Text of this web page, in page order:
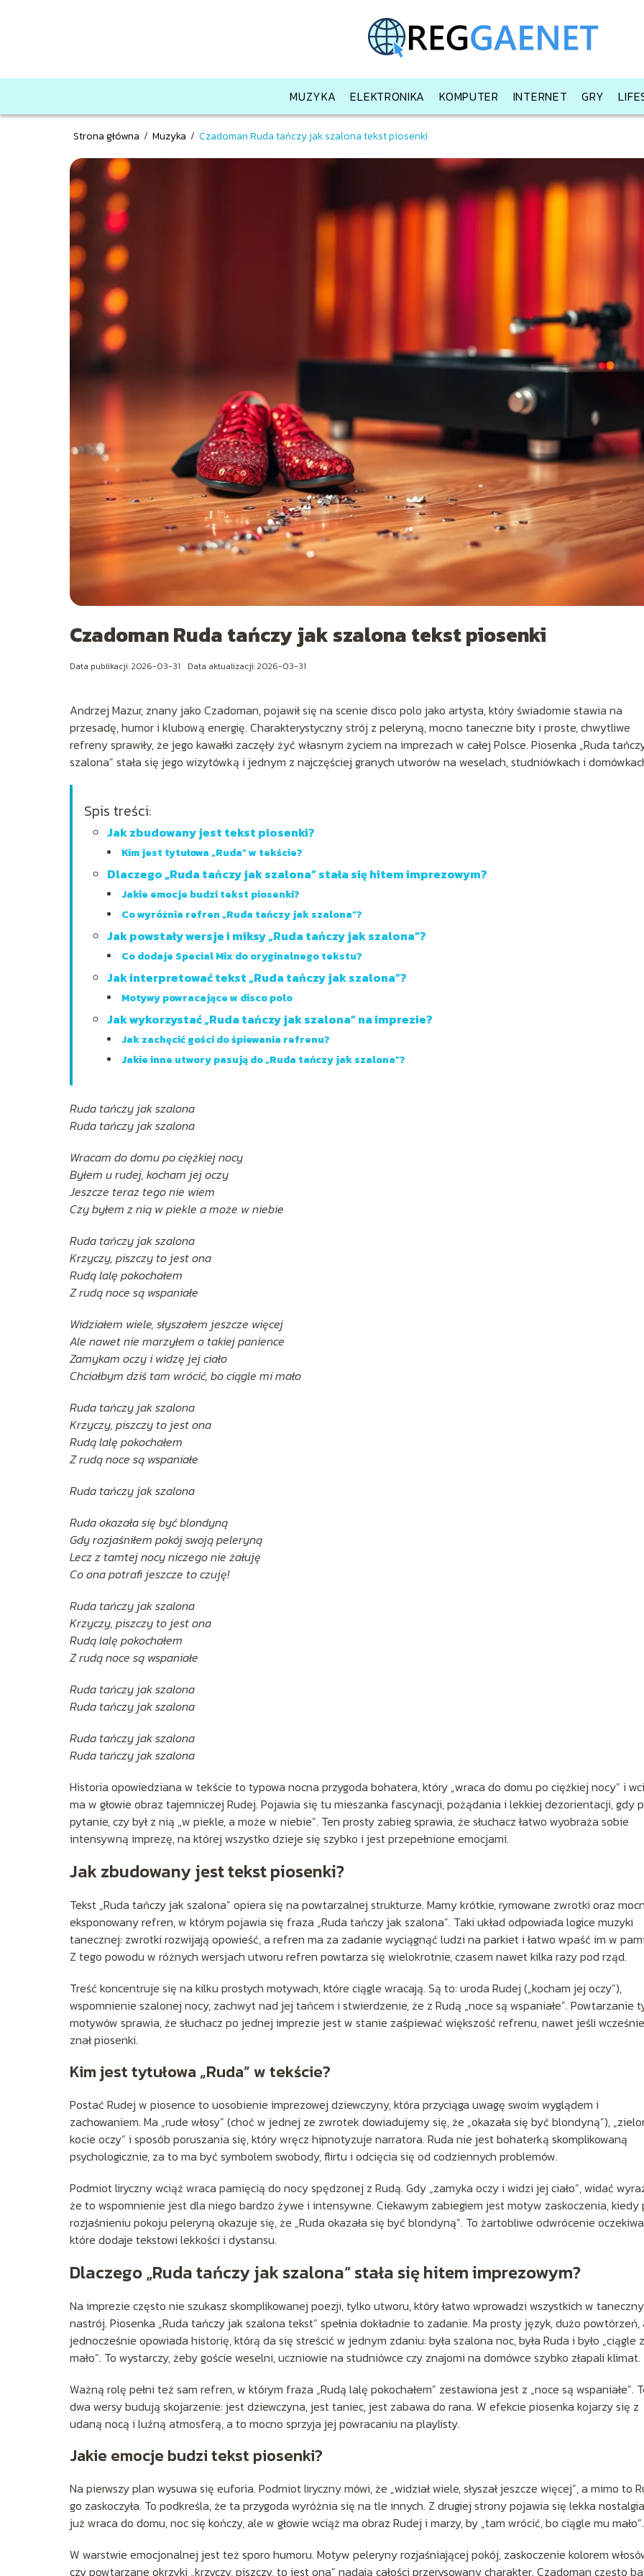
MUZYKA ELEKTRONIKA KOMPUTER INTERNET GRY
Strona główna / Muzyka / Czadoman Ruda tańczy jak szalona tekst piosenki
Czadoman Ruda tańczy jak szalona tekst piosenki
Data publikacji: 2026-03-31 Data aktualizacji: 2026-03-31
Andrzej Mazur, znany jako Czadoman, pojawił się na scenie disco polo jako artysta, który świadomie stawia na
przesadę, humor i klubową energię. Charakterystyczny strój z peleryną, mocno taneczne bity i proste, chwytliwe
refreny sprawiły, że jego kawałki zaczęły żyć własnym życiem na imprezach w całej Polsce. Piosenka „Ruda
szalona” stała się jego wizytówką i jednym z najczęściej granych utworów na weselach, studniówkach i
Spis treści:
Jak zbudowany jest tekst piosenki?
Kim jest tytułowa „Ruda” w tekście?
Dlaczego „Ruda tańczy jak szalona” stała się hitem imprezowym?
Jakie emocje budzi tekst piosenki?
Co wyróżnia refren „Ruda tańczy jak szalona”?
Jak powstały wersje i miksy „Ruda tańczy jak szalona”?
Co dodaje Special Mix do oryginalnego tekstu?
Jak interpretować tekst „Ruda tańczy jak szalona”?
Motywy powracające w disco polo
Jak wykorzystać „Ruda tańczy jak szalona” na imprezie?
Jak zachęcić gości do śpiewania refrenu?
Jakie inne utwory pasują do „Ruda tańczy jak szalona”?
Ruda tańczy jak szalona
Ruda tańczy jak szalona
Wracam do domu po ciężkiej nocy
Byłem u rudej, kocham jej oczy
Jeszcze teraz tego nie wiem
Czy byłem z nią w piekle a może w niebie
Ruda tańczy jak szalona
Krzyczy, piszczy to jest ona
Rudą lalę pokochałem
Z rudą noce są wspaniałe
Widziałem wiele, słyszałem jeszcze więcej
Ale nawet nie marzyłem o takiej panience
Zamykam oczy i widzę jej ciało
Chciałbym dziś tam wrócić, bo ciągle mi mało
Ruda tańczy jak szalona
Krzyczy, piszczy to jest ona
Rudą lalę pokochałem
Z rudą noce są wspaniałe
Ruda tańczy jak szalona
Ruda okazała się być blondyną
Gdy rozjaśniłem pokój swoją peleryną
Lecz z tamtej nocy niczego nie żałuję
Co ona potrafi jeszcze to czuję!
Ruda tańczy jak szalona
Krzyczy, piszczy to jest ona
Rudą lalę pokochałem
Z rudą noce są wspaniałe
Ruda tańczy jak szalona
Ruda tańczy jak szalona
Ruda tańczy jak szalona
Ruda tańczy jak szalona
Historia opowiedziana w tekście to typowa nocna przygoda bohatera, który „wraca do domu po ciężkiej nocy” i
ma w głowie obraz tajemniczej Rudej. Pojawia się tu mieszanka fascynacji, pożądania i lekkiej dezorientacji, gdy
pytanie, czy był z nią „w piekle, a może w niebie”. Ten prosty zabieg sprawia, że słuchacz łatwo wyobraża sobie
intensywną imprezę, na której wszystko dzieje się szybko i jest przepełnione emocjami.
Jak zbudowany jest tekst piosenki?
Tekst „Ruda tańczy jak szalona” opiera się na powtarzalnej strukturze. Mamy krótkie, rymowane zwrotki oraz
eksponowany refren, w którym pojawia się fraza „Ruda tańczy jak szalona”. Taki układ odpowiada logice muzyki
tanecznej: zwrotki rozwijają opowieść, a refren ma za zadanie wyciągnąć ludzi na parkiet i łatwo wpaść im w
Z tego powodu w różnych wersjach utworu refren powtarza się wielokrotnie, czasem nawet kilka razy pod rząd.
Treść koncentruje się na kilku prostych motywach, które ciągle wracają. Są to: uroda Rudej („kocham jej oczy”),
wspomnienie szalonej nocy, zachwyt nad jej tańcem i stwierdzenie, że z Rudą „noce są wspaniałe”. Powtarzanie
motywów sprawia, że słuchacz po jednej imprezie jest w stanie zaśpiewać większość refrenu, nawet jeśli
znał piosenki.
Kim jest tytułowa „Ruda” w tekście?
Postać Rudej w piosence to uosobienie imprezowej dziewczyny, która przyciąga uwagę swoim wyglądem i
zachowaniem. Ma „rude włosy” (choć w jednej ze zwrotek dowiadujemy się, że „okazała się być blondyną”),
kocie oczy” i sposób poruszania się, który wręcz hipnotyzuje narratora. Ruda nie jest bohaterką skomplikowaną
psychologicznie, za to ma być symbolem swobody, flirtu i odcięcia się od codziennych problemów.
Podmiot liryczny wciąż wraca pamięcią do nocy spędzonej z Rudą. Gdy „zamyka oczy i widzi jej ciało”, widać
że to wspomnienie jest dla niego bardzo żywe i intensywne. Ciekawym zabiegiem jest motyw zaskoczenia, kiedy
rozjaśnieniu pokoju peleryną okazuje się, że „Ruda okazała się być blondyną”. To żartobliwe odwrócenie
które dodaje tekstowi lekkości i dystansu.
Dlaczego „Ruda tańczy jak szalona” stała się hitem imprezowym?
Na imprezie często nie szukasz skomplikowanej poezji, tylko utworu, który łatwo wprowadzi wszystkich w taneczny
nastrój. Piosenka „Ruda tańczy jak szalona tekst” spełnia dokładnie to zadanie. Ma prosty język, dużo powtórzeń,
jednocześnie opowiada historię, którą da się streścić w jednym zdaniu: była szalona noc, była Ruda i było „ciągle
mało”. To wystarczy, żeby goście weselni, uczniowie na studniówce czy znajomi na domówce szybko złapali klimat.
Ważną rolę pełni też sam refren, w którym fraza „Rudą lalę pokochałem” zestawiona jest z „noce są wspaniałe”.
dwa wersy budują skojarzenie: jest dziewczyna, jest taniec, jest zabawa do rana. W efekcie piosenka kojarzy się z
udaną nocą i luźną atmosferą, a to mocno sprzyja jej powracaniu na playlisty.
Jakie emocje budzi tekst piosenki?
Na pierwszy plan wysuwa się euforia. Podmiot liryczny mówi, że „widział wiele, słyszał jeszcze więcej”, a mimo to
go zaskoczyła. To podkreśla, że ta przygoda wyróżnia się na tle innych. Z drugiej strony pojawia się lekka
już wraca do domu, noc się kończy, ale w głowie wciąż ma obraz Rudej i marzy, by „tam wrócić, bo ciągle mu mało”.
W warstwie emocjonalnej jest też sporo humoru. Motyw peleryny rozjaśniającej pokój, zaskoczenie kolorem
czy powtarzane okrzyki „krzyczy, piszczy, to jest ona” nadają całości przerysowany charakter. Czadoman często